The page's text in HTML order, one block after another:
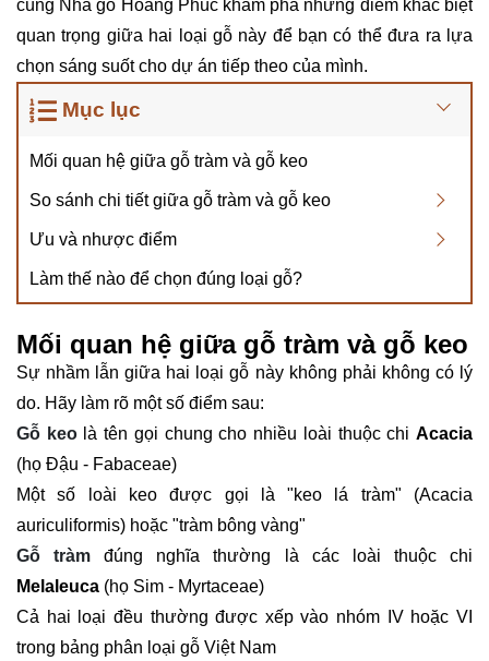
cùng Nhà gỗ Hoàng Phúc khám phá những điểm khác biệt
quan trọng giữa hai loại gỗ này để bạn có thể đưa ra lựa
chọn sáng suốt cho dự án tiếp theo của mình.
Mục lục
Mối quan hệ giữa gỗ tràm và gỗ keo
So sánh chi tiết giữa gỗ tràm và gỗ keo
Ưu và nhược điểm
Làm thế nào để chọn đúng loại gỗ?
Mối quan hệ giữa gỗ tràm và gỗ keo
Sự nhầm lẫn giữa hai loại gỗ này không phải không có lý
do. Hãy làm rõ một số điểm sau:
Gỗ keolà tên gọi chung cho nhiều loài thuộc chiAcacia
(họ Đậu - Fabaceae)
Một số loài keo được gọi là "keo lá tràm" (Acacia
auriculiformis) hoặc "tràm bông vàng"
Gỗ tràm đúng nghĩa thường là các loài thuộc chi
Melaleuca (họ Sim - Myrtaceae)
Cả hai loại đều thường được xếp vào nhóm IV hoặc VI
trong bảng phân loại gỗ Việt Nam